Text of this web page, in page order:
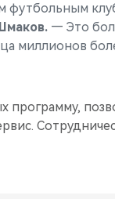
футбольным
— Это
миллионов
программу,